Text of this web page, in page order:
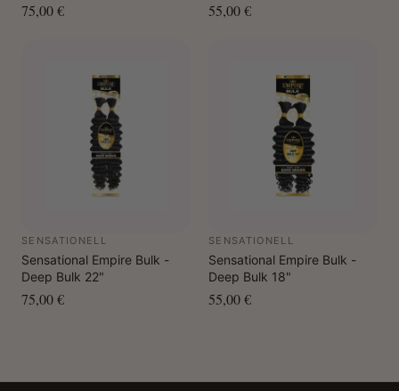
75,00 € 55,00 €
SENSATIONELL
Sensational Empire Bulk -
Deep Bulk 22"
75,00 €
SENSATIONELL
Sensational Empire Bulk -
Deep Bulk 18"
55,00 €